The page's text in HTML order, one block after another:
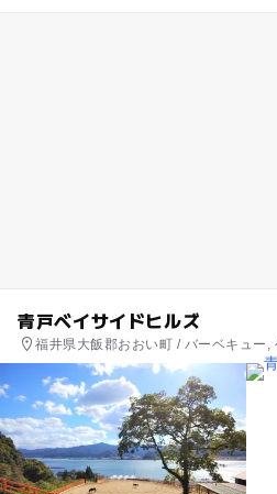
青戸ベイサイドヒルズ
福井県大飯郡おおい町 / バーベキュー,
フェ, 自然体験・アクティビティ